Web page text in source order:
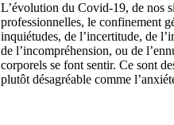
L’évolution du Covid-19, de nos
professionnelles, le confinement
inquiétudes, de l’incertitude, de
de l’incompréhension, ou de
corporels se font sentir. Ce sont
plutôt désagréable comme